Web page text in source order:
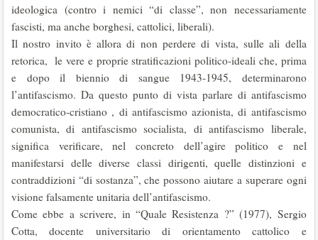
ideologica (contro i nemici “di classe”, non necessariamente
fascisti, ma anche borghesi, cattolici, liberali).
Il nostro invito è allora di non perdere di vista, sulle ali della
retorica, le vere e proprie stratificazioni politico-ideali che, prima
e dopo il biennio di sangue 1943-1945, determinarono
l’antifascismo. Da questo punto di vista parlare di antifascismo
democratico-cristiano , di antifascismo azionista, di antifascismo
comunista, di antifascismo socialista, di antifascismo liberale,
significa verificare, nel concreto dell’agire politico e nel
manifestarsi delle diverse classi dirigenti, quelle distinzioni e
contraddizioni “di sostanza”, che possono aiutare a superare ogni
visione falsamente unitaria dell’antifascismo.
Come ebbe a scrivere, in “Quale Resistenza ?” (1977), Sergio
Cotta, docente universitario di orientamento cattolico e